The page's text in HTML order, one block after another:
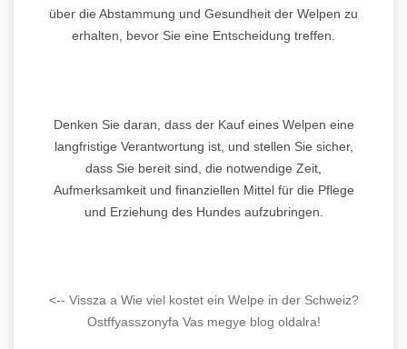
über die Abstammung und Gesundheit der Welpen zu
erhalten, bevor Sie eine Entscheidung treffen.
Denken Sie daran, dass der Kauf eines Welpen eine
langfristige Verantwortung ist, und stellen Sie sicher,
dass Sie bereit sind, die notwendige Zeit,
Aufmerksamkeit und finanziellen Mittel für die Pflege
und Erziehung des Hundes aufzubringen.
<-- Vissza a Wie viel kostet ein Welpe in der Schweiz?
Ostffyasszonyfa Vas megye blog oldalra!